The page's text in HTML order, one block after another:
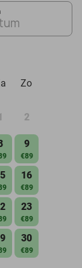
Zo
2
9
€89
16
€89
23
€89
30
€89